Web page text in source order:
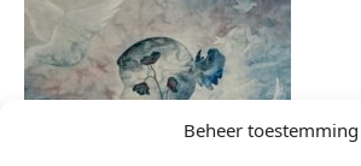
Beheer toestemming